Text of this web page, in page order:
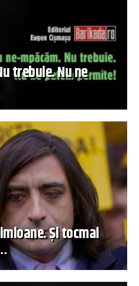
trebuie. Nu ne
Și tocmai